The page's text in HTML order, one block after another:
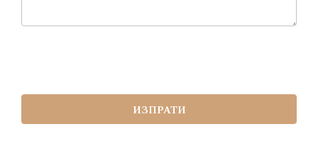
ИЗПРАТИ